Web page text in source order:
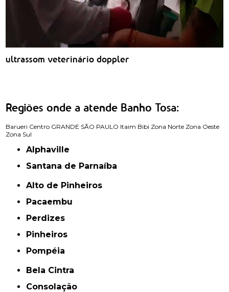
ultrassom veterinário doppler
Regiões onde a atende Banho Tosa:
Barueri Centro GRANDE SÃO PAULO Itaim Bibi Zona Norte Zona Oeste
Zona Sul
Alphaville
Santana de Parnaíba
Alto de Pinheiros
Pacaembu
Perdizes
Pinheiros
Pompéia
Bela Cintra
Consolação